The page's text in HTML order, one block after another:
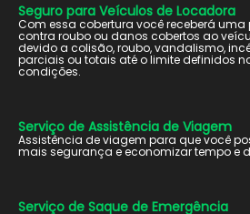
Seguro para Veículos de Locadora
Com essa cobertura você receberá
contra roubo ou danos cobertos ao
devido a colisão, roubo, vandalismo,
parciais ou totais até o limite definidos
condições.
Serviço de Assistência de Viagem
Assistência de viagem para que você
mais segurança e economizar tempo e
Serviço de Saque de Emergência